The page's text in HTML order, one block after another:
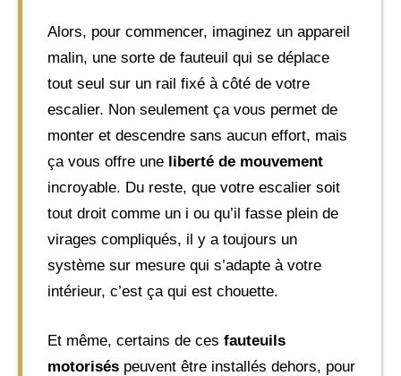
Alors, pour commencer, imaginez un appareil
malin, une sorte de fauteuil qui se déplace
tout seul sur un rail fixé à côté de votre
escalier. Non seulement ça vous permet de
monter et descendre sans aucun effort, mais
ça vous offre une liberté de mouvement
incroyable. Du reste, que votre escalier soit
tout droit comme un i ou qu’il fasse plein de
virages compliqués, il y a toujours un
système sur mesure qui s’adapte à votre
intérieur, c’est ça qui est chouette.
Et même, certains de ces fauteuils
motorisés peuvent être installés dehors, pour